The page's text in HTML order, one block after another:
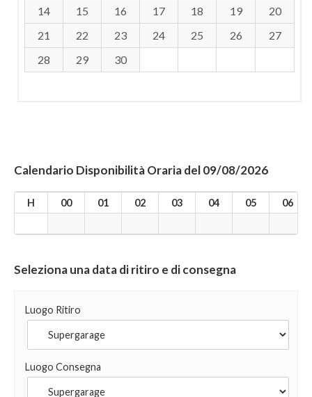
14
15 16 17 18 19
20
21
22 23 24 25 26
27
28
29 30
Calendario Disponibilità Oraria del 09/08/2026
H 00 01 02 03 04 05 06
Seleziona una data di ritiro e di consegna
Luogo Ritiro
Luogo Consegna